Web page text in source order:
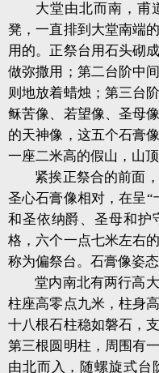
大堂由北而南，甫
凳，一直排到大堂南端
用的。正祭台用石头砌
做弥撒用；第二台阶中
则地放着蜡烛；第三台
稣苦像、若望像、圣母
的天神像，这五个石膏
一座二米高的假山，山
紧挨正祭合的前面
圣心石膏像相对，在呈
和圣依纳爵、圣母和护
格，六个一点七米左右
称为偏祭台。石膏像姿
堂内南北有两行高
柱座高零点九米，柱身
十八根石柱稳如磐石，
第三根圆明柱，周围有
由北而入，随螺旋式台